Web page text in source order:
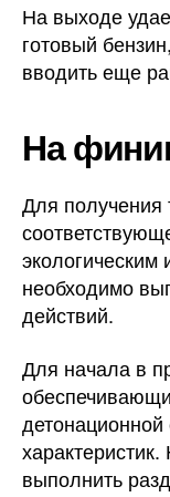
На выходе
готовый
вводить еще
На
Для получения
экологическим
необходимо
действий.
Для начала в
детонационной
выполнить